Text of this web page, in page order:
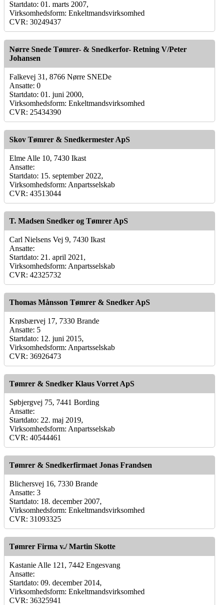
Startdato: 01. marts 2007,
Virksomhedsform: Enkeltmandsvirksomhed
CVR: 30249437
Nørre Snede Tømrer- & Snedkerfor- Retning V/Peter
Johansen
Falkevej 31, 8766 Nørre SNEDe
Ansatte: 0
Startdato: 01. juni 2000,
Virksomhedsform: Enkeltmandsvirksomhed
CVR: 25434390
Skov Tømrer & Snedkermester ApS
Elme Alle 10, 7430 Ikast
Ansatte:
Startdato: 15. september 2022,
Virksomhedsform: Anpartsselskab
CVR: 43513044
T. Madsen Snedker og Tømrer ApS
Carl Nielsens Vej 9, 7430 Ikast
Ansatte:
Startdato: 21. april 2021,
Virksomhedsform: Anpartsselskab
CVR: 42325732
Thomas Månsson Tømrer & Snedker ApS
Krøsbærvej 17, 7330 Brande
Ansatte: 5
Startdato: 12. juni 2015,
Virksomhedsform: Anpartsselskab
CVR: 36926473
Tømrer & Snedker Klaus Vorret ApS
Søbjergvej 75, 7441 Bording
Ansatte:
Startdato: 22. maj 2019,
Virksomhedsform: Anpartsselskab
CVR: 40544461
Tømrer & Snedkerfirmaet Jonas Frandsen
Blichersvej 16, 7330 Brande
Ansatte: 3
Startdato: 18. december 2007,
Virksomhedsform: Enkeltmandsvirksomhed
CVR: 31093325
Tømrer Firma v./ Martin Skotte
Kastanie Alle 121, 7442 Engesvang
Ansatte:
Startdato: 09. december 2014,
Virksomhedsform: Enkeltmandsvirksomhed
CVR: 36325941